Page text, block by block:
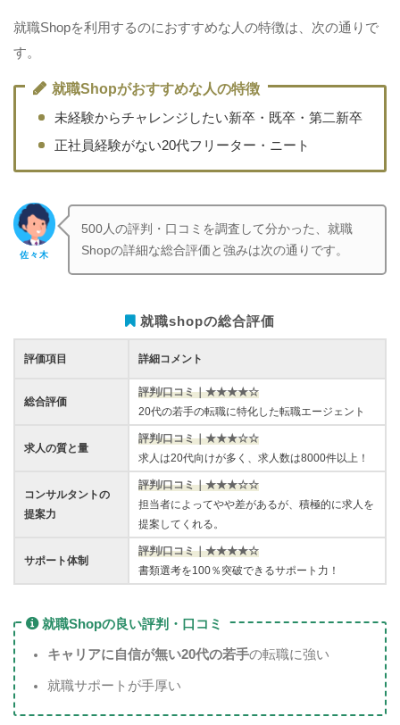
就職Shopを利用するのにおすすめな人の特徴は、次の通りで
す。
就職Shopがおすすめな人の特徴
未経験からチャレンジしたい新卒・既卒・第二新卒
正社員経験がない20代フリーター・ニート
佐々木
500人の評判・口コミを調査して分かった、就職
Shopの詳細な総合評価と強みは次の通りです。
就職shopの総合評価
評価項目 詳細コメント
総合評価
評判/口コミ｜★★★★☆
20代の若手の転職に特化した転職エージェント
求人の質と量
評判/口コミ｜★★★☆☆
求人は20代向けが多く、求人数は8000件以上！
コンサルタントの
提案力
評判/口コミ｜★★★☆☆
担当者によってやや差があるが、積極的に求人を
提案してくれる。
サポート体制
評判/口コミ｜★★★★☆
書類選考を100％突破できるサポート力！
就職Shopの良い評判・口コミ
キャリアに自信が無い20代の若手の転職に強い
就職サポートが手厚い